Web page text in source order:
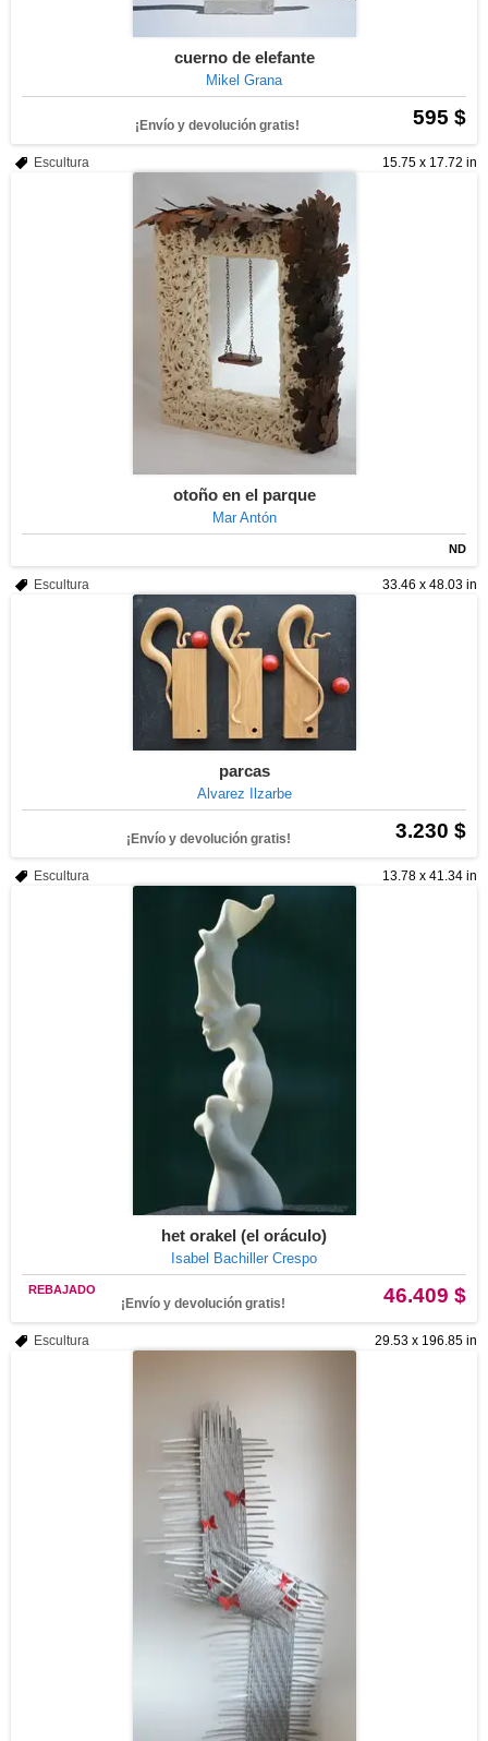
cuerno de elefante
Mikel Grana
595 $
¡Envío y devolución gratis!
15.75 x 17.72 in
Escultura
otoño en el parque
Mar Antón
ND
33.46 x 48.03 in
Escultura
parcas
Alvarez Ilzarbe
3.230 $
¡Envío y devolución gratis!
13.78 x 41.34 in
Escultura
het orakel (el oráculo)
Isabel Bachiller Crespo
46.409 $
REBAJADO
¡Envío y devolución gratis!
29.53 x 196.85 in
Escultura